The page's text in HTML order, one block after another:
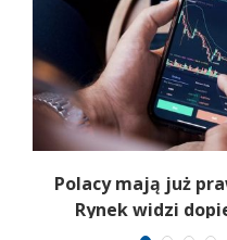
Polacy mają już
Rynek widzi